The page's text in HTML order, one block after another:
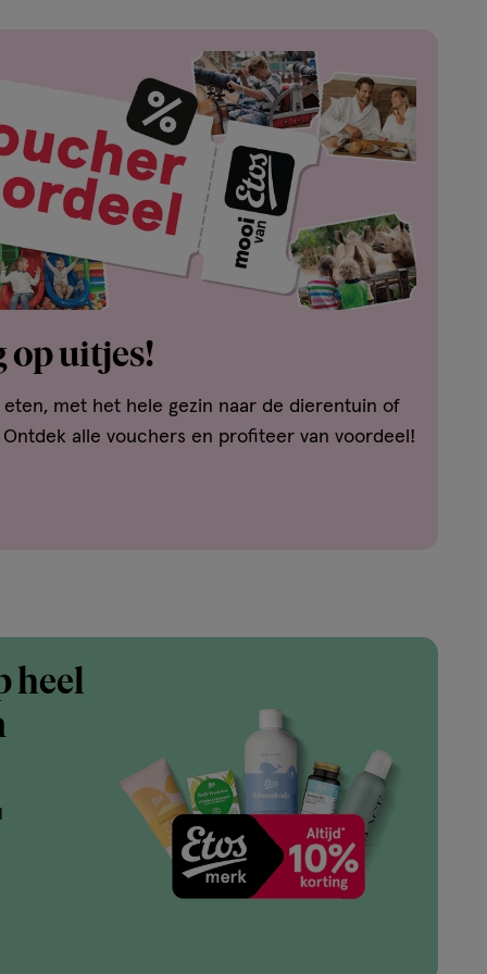
op uitjes!
eten, met het hele gezin naar de dierentuin of
alle vouchers en profiteer van voordeel!
heel